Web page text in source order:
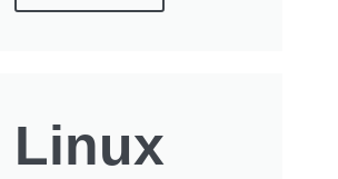
Linux